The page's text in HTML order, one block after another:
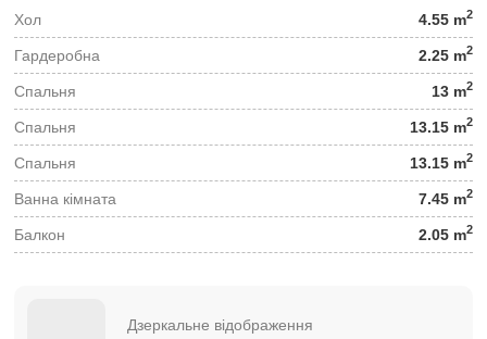
Хол 4.55 m2
Гардеробна 2.25 m2
Спальня 13 m2
Спальня 13.15 m2
Спальня 13.15 m2
Ванна кімната 7.45 m2
Балкон 2.05 m2
Дзеркальне відображення